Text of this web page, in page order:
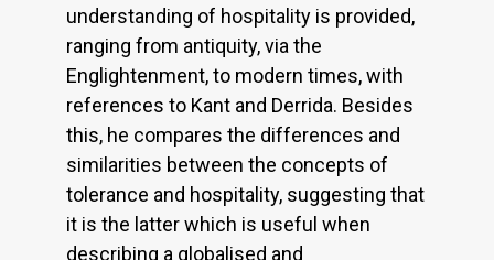
understanding of hospitality is provided,
ranging from antiquity, via the
Englightenment, to modern times, with
references to Kant and Derrida. Besides
this, he compares the differences and
similarities between the concepts of
tolerance and hospitality, suggesting that
it is the latter which is useful when
describing a globalised and